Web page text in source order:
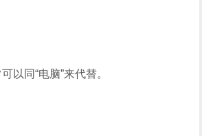
以同“电脑”来代替。